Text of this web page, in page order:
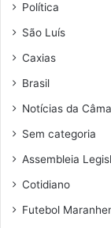
Política
São Luís
Caxias
Brasil
Notícias da
Sem categoria
Assembleia
Cotidiano
Futebol